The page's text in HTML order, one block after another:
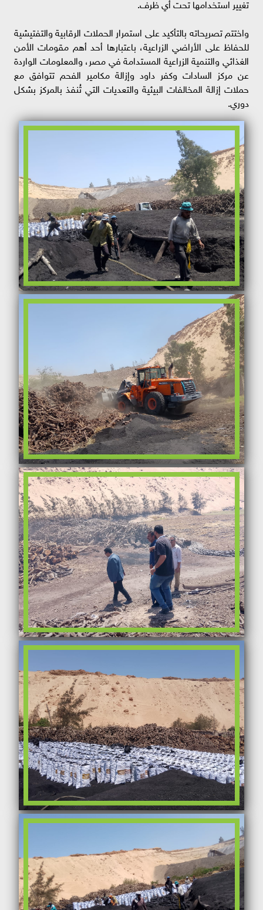
تغيير استخدامها تحت أي ظرف.
واختتم تصريحاته بالتأكيد على استمرار الحملات الرقابية والتفتيشية
للحفاظ على الأراضي الزراعية، باعتبارها أحد أهم مقومات الأمن
الغذائي والتنمية الزراعية المستدامة في مصر، والمعلومات الواردة
عن مركز السادات وكفر داود وإزالة مكامير الفحم تتوافق مع
حملات إزالة المخالفات البيئية والتعديات التي تُنفذ بالمركز بشكل
دوري.